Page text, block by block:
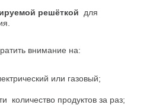
решёткой
  для
внимание на:
или газовый;
количество продуктов за раз;